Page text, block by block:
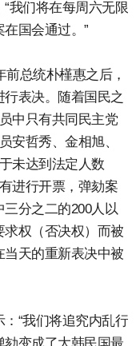
我们将在每周六无限
国会通过。”
总统朴槿惠之后，
表决。随着国民之
中只有共同民主党
安哲秀、金相旭、
未达到法定人数
进行开票，弹劾案
分之二的200人以
求权（否决权）而被
天的重新表决中被
“我们将追究内乱行